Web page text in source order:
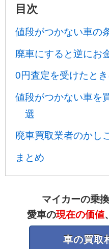
目次
値段がつかない車の
廃車にすると逆にお
0円査定を受けたと
値段がつかない車を
選
廃車買取業者のかし
まとめ
マイカーの乗
愛車の現在の価値
車の買取